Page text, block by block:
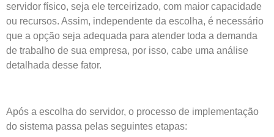
servidor físico, seja ele terceirizado, com maior capacidade
ou recursos. Assim, independente da escolha, é necessário
que a opção seja adequada para atender toda a demanda
de trabalho de sua empresa, por isso, cabe uma análise
detalhada desse fator.
Após a escolha do servidor, o processo de implementação
do sistema passa pelas seguintes etapas: